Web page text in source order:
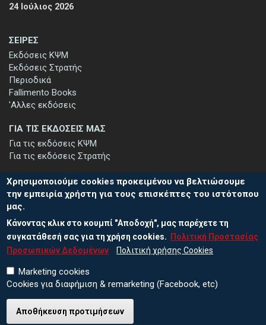
ΣΕΙΡΕΣ
Εκδόσεις ΚΨΜ
Εκδόσεις Στρατής
Περιοδικά
Fallimento Books
'Αλλες εκδόσεις
24 Ιούλιος 2026
ΓΙΑ ΤΙΣ ΕΚΔΟΣΕΙΣ ΜΑΣ
Για τις εκδόσεις ΚΨΜ
Για τις εκδόσεις Στρατής
ΕΓΓΡΑΦΗ ΣΤΟ ΕΝΗΜΕΡΩΤΙΚΟ ΔΕΛΤΙΟ
Μείνετε ενημερωμένοι για τις νέες εκδόσεις μας και τις εκδηλώσεις
μας - εγγραφείτε στο ενημερωτικό μας δελτίο.
© 2026 ΕΚΔΟΣΕΙΣ ΚΨΜ
Χρησιμοποιούμε cookies προκειμένου να βελτιώσουμε
την εμπειρία χρήστη για τους επισκέπτες του ιστότοπου
μας.
Κάνοντας κλικ στο κουμπί "Αποδοχή", μας παρέχετε τη
συγκατάθεσή σας για τη χρήση cookies.
Πολιτική Προστασίας
Προσωπικών Δεδομένων
Πολιτική χρήσης Cookies
Marketing cookies
Cookies για διαφήμιση & remarketing (Facebook, etc)
Αποθήκευση προτιμήσεων